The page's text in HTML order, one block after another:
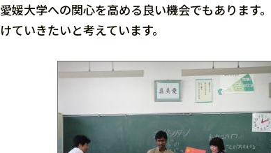
愛媛大学への関心を高める良い機会でもあります
けていきたいと考えています。